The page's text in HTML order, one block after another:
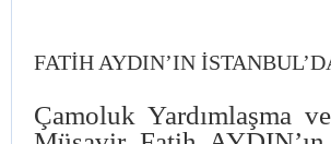
FATİH AYDIN’IN
Çamoluk Yardımlaşma